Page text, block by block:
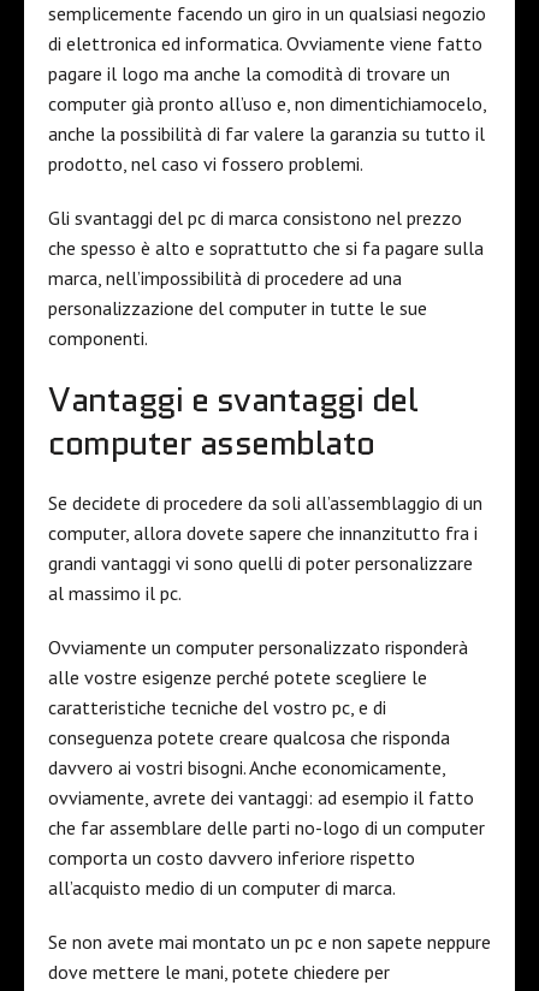
semplicemente facendo un giro in un qualsiasi negozio
di elettronica ed informatica. Ovviamente viene fatto
pagare il logo ma anche la comodità di trovare un
computer già pronto all’uso e, non dimentichiamocelo,
anche la possibilità di far valere la garanzia su tutto il
prodotto, nel caso vi fossero problemi.
Gli svantaggi del pc di marca consistono nel prezzo
che spesso è alto e soprattutto che si fa pagare sulla
marca, nell’impossibilità di procedere ad una
personalizzazione del computer in tutte le sue
componenti.
Vantaggi e svantaggi del
computer assemblato
Se decidete di procedere da soli all’assemblaggio di un
computer, allora dovete sapere che innanzitutto fra i
grandi vantaggi vi sono quelli di poter personalizzare
al massimo il pc.
Ovviamente un computer personalizzato risponderà
alle vostre esigenze perché potete scegliere le
caratteristiche tecniche del vostro pc, e di
conseguenza potete creare qualcosa che risponda
davvero ai vostri bisogni. Anche economicamente,
ovviamente, avrete dei vantaggi: ad esempio il fatto
che far assemblare delle parti no-logo di un computer
comporta un costo davvero inferiore rispetto
all’acquisto medio di un computer di marca.
Se non avete mai montato un pc e non sapete neppure
dove mettere le mani, potete chiedere per